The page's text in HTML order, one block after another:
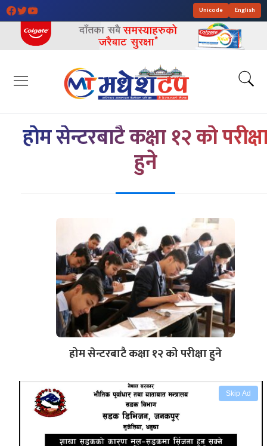
Skip Ad
Unicode English
होम सेन्टरबाटै कक्षा १२ को
हुने
होम सेन्टरबाटै कक्षा १२ को परीक्षा हुने